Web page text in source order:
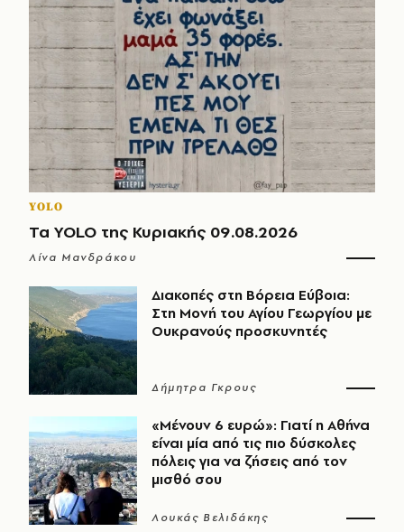
YOLO
Τα YOLO της Κυριακής 09.08.2026
Λίνα Μανδράκου
Διακοπές στη Βόρεια Εύβοια:
Στη Μονή του Αγίου Γεωργίου με
Ουκρανούς προσκυνητές
Δήμητρα Γκρους
«Μένουν 6 ευρώ»: Γιατί η Αθήνα
είναι μία από τις πιο δύσκολες
πόλεις για να ζήσεις από τον
μισθό σου
Λουκάς Βελιδάκης